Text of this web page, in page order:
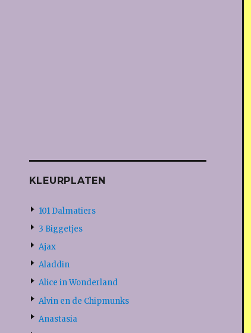
KLEURPLATEN
101 Dalmatiers
3 Biggetjes
Ajax
Aladdin
Alice in Wonderland
Alvin en de Chipmunks
Anastasia